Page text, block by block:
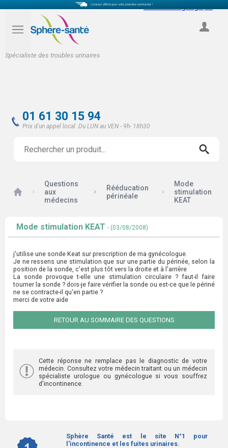
Spécialiste des troubles urinaires
Select Language
01 61 30 15 94
Prix d'un appel local. Du LUN au VEN - 9h- 18h30
Accueil
Questions
aux
médecins
Rééducation
périnéale
Mode
stimulation
KEAT
Mode stimulation KEAT - (03/08/2008)
j'utilise une sonde Keat sur prescription de ma gynécologue.
Je ne ressens une stimulation que sur une partie du périnée, selon la
position de la sonde, c'est plus tôt vers la droite et à l'arrière
La sonde provoque t-elle une stimulation circulaire ? faut-il faire
tourner la sonde ? dois-je faire vérifier la sonde ou est-ce que le périné
ne se contracte-il qu'en partie ?
merci de votre aide
RETOUR AU SOMMAIRE DES QUESTIONS
Cette réponse ne remplace pas le diagnostic de votre
médecin. Consultez votre médecin traitant ou un médecin
spécialiste urologue ou gynécologue si vous souffrez
d'incontinence.
Sphère Santé est le site N°1 pour
l'incontinence et les fuites urinaires.